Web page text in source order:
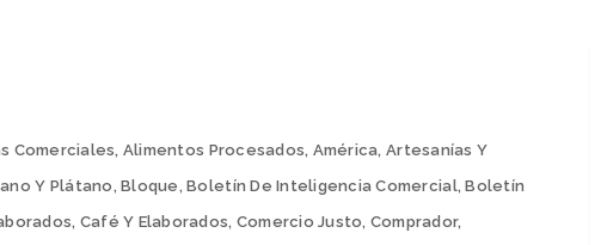
Comerciales, Alimentos Procesados, América, Artesanías Y
Y Plátano,Bloque ,Boletín De Inteligencia Comercial,Boletín
, Café Y Elaborados, Comercio Justo, Comprador,